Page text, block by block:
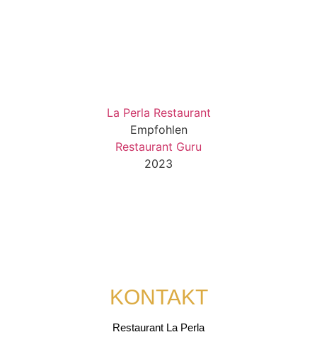
La Perla Restaurant
Empfohlen
Restaurant Guru
2023
KONTAKT
Restaurant La Perla